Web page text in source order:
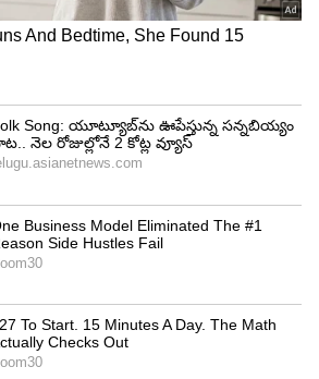
లేవనెత్తారు. ఎన్నికలతో దానికి
వైఫల్యాలే మా లక్ష్యం. మోడీ
ఇది 100% రాజకీయం
సెప్టెంబర్ 7న తమిళనాడులోని
ప్రారంభమైన భారత్ జోడో యాత్ర
ముగుస్తుంది. జమ్మూ కాశ్మీర్ వేసవి
రాహుల్ గాంధీ జాతీయ జెండాను
జనవరి 30న శ్రీనగర్‌లోని క్రికెట్
నిర్వహిస్తామని, అందుకు అన్ని
ఇది చారిత్రాత్మక ఘట్టమని..
కాంగ్రెస్ నేత చేతన్ చౌహాన్